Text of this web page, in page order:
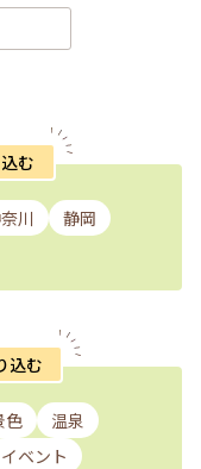
む
川
静岡
込む
色
温泉
イベント